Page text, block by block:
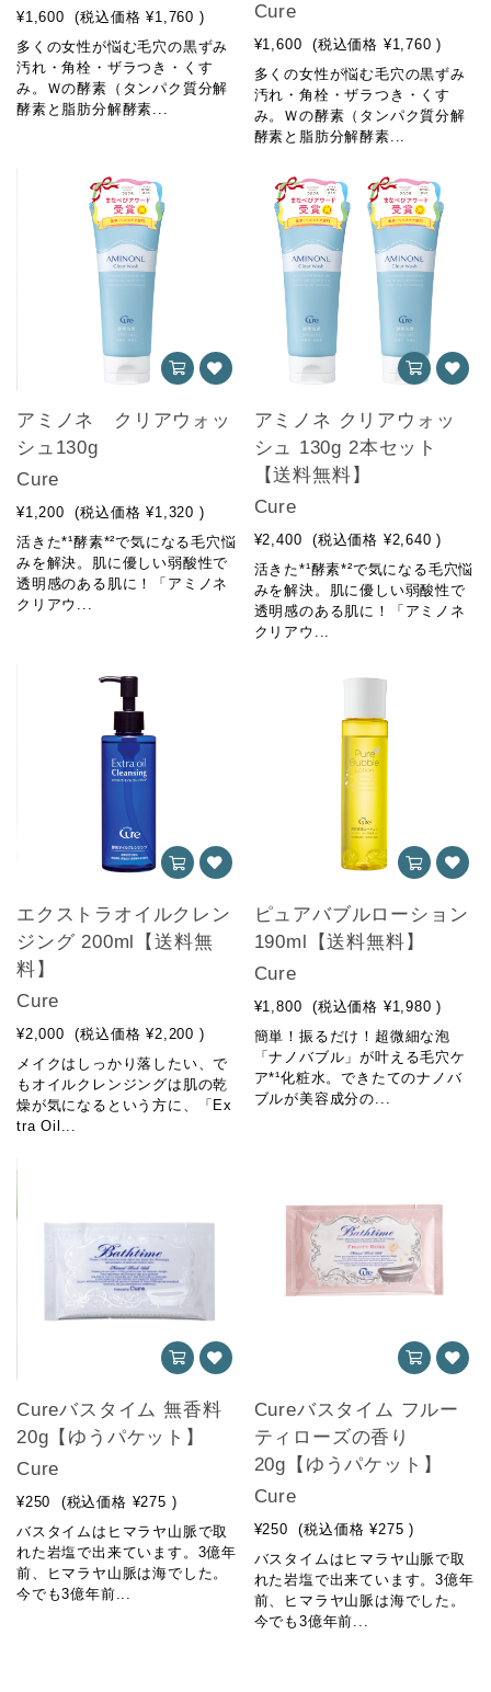
¥1,600 (税込価格 ¥1,760 )
多くの女性が悩む毛穴の黒ずみ
汚れ・角栓・ザラつき・くす
み。Ｗの酵素（タンパク質分解
酵素と脂肪分解酵素...
Cure
¥1,600 (税込価格 ¥1,760 )
多くの女性が悩む毛穴の黒ずみ
汚れ・角栓・ザラつき・くす
み。Ｗの酵素（タンパク質分解
酵素と脂肪分解酵素...
アミノネ クリアウォッ
シュ130g
Cure
¥1,200 (税込価格 ¥1,320 )
活きた*¹酵素*²で気になる毛穴悩
みを解決。肌に優しい弱酸性で
透明感のある肌に！「アミノネ
クリアウ...
アミノネ クリアウォッ
シュ 130g 2本セット
【送料無料】
Cure
¥2,400 (税込価格 ¥2,640 )
活きた*¹酵素*²で気になる毛穴悩
みを解決。肌に優しい弱酸性で
透明感のある肌に！「アミノネ
クリアウ...
エクストラオイルクレン
ジング 200ml【送料無
料】
Cure
¥2,000 (税込価格 ¥2,200 )
メイクはしっかり落したい、で
もオイルクレンジングは肌の乾
燥が気になるという方に、「Ex
tra Oil...
ピュアバブルローション
190ml【送料無料】
Cure
¥1,800 (税込価格 ¥1,980 )
簡単！振るだけ！超微細な泡
「ナノバブル」が叶える毛穴ケ
ア*¹化粧水。できたてのナノバ
ブルが美容成分の...
Cureバスタイム 無香料
20g【ゆうパケット】
Cure
¥250 (税込価格 ¥275 )
バスタイムはヒマラヤ山脈で取
れた岩塩で出来ています。3億年
前、ヒマラヤ山脈は海でした。
今でも3億年前...
Cureバスタイム フルー
ティローズの香り
20g【ゆうパケット】
Cure
¥250 (税込価格 ¥275 )
バスタイムはヒマラヤ山脈で取
れた岩塩で出来ています。3億年
前、ヒマラヤ山脈は海でした。
今でも3億年前...